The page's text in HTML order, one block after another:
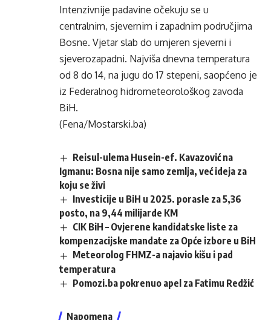
Intenzivnije padavine očekuju se u
centralnim, sjevernim i zapadnim područjima
Bosne. Vjetar slab do umjeren sjeverni i
sjeverozapadni. Najviša dnevna temperatura
od 8 do 14, na jugu do 17 stepeni, saopćeno je
iz Federalnog hidrometeorološkog zavoda
BiH.
(Fena/Mostarski.ba)
Reisul-ulema Husein-ef. Kavazović na
Igmanu: Bosna nije samo zemlja, već ideja za
koju se živi
Investicije u BiH u 2025. porasle za 5,36
posto, na 9,44 milijarde KM
CIK BiH – Ovjerene kandidatske liste za
kompenzacijske mandate za Opće izbore u BiH
Meteorolog FHMZ-a najavio kišu i pad
temperatura
Pomozi.ba pokrenuo apel za Fatimu Redžić
Napomena